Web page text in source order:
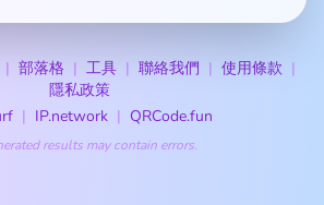
部落格 工具 聯絡我們
使用條款
隱私政策
IP.network QRCode.fun
results may contain errors.